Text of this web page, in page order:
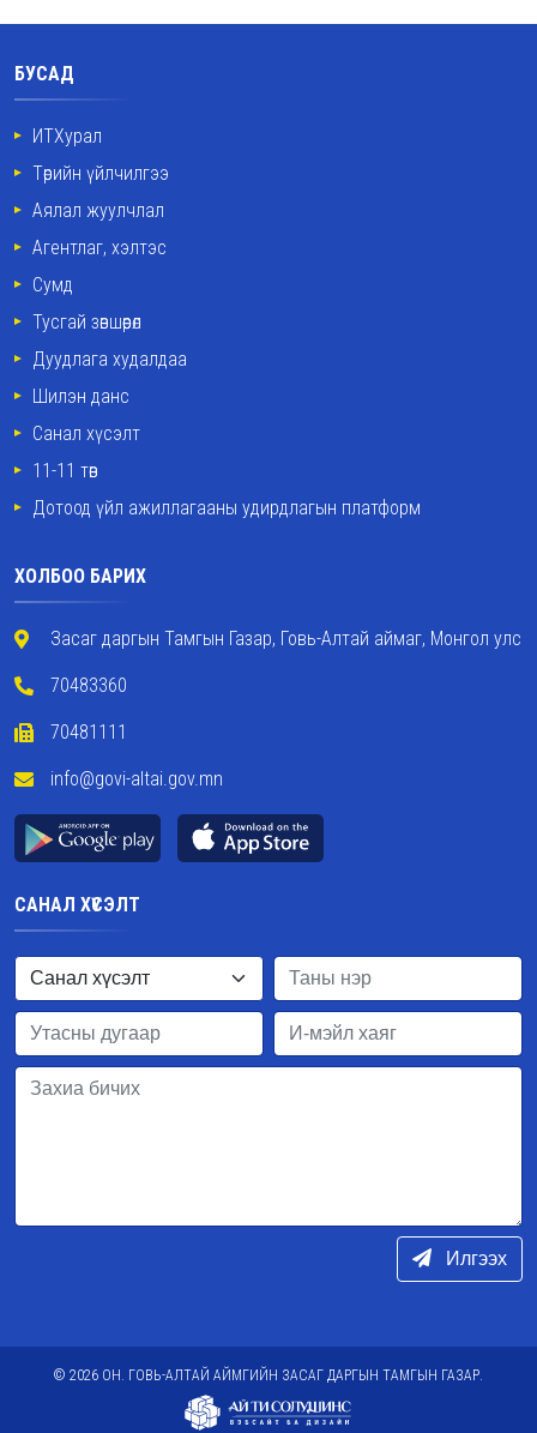
БУСАД
ИТХурал
Төрийн үйлчилгээ
Аялал жуулчлал
Агентлаг, хэлтэс
Сумд
Тусгай зөвшөөрөл
Дуудлага худалдаа
Шилэн данс
Санал хүсэлт
11-11 төв
Дотоод үйл ажиллагааны удирдлагын платформ
ХОЛБОО БАРИХ
Засаг даргын Тамгын Газар, Говь-Алтай аймаг, Монгол улс
70483360
70481111
info@govi-altai.gov.mn
САНАЛ ХҮСЭЛТ
Илгээх
© 2026 ОН. ГОВЬ-АЛТАЙ АЙМГИЙН ЗАСАГ ДАРГЫН ТАМГЫН ГАЗАР.